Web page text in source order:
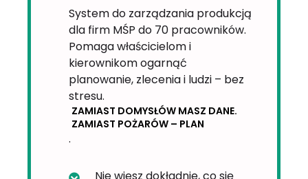
System do zarządzania produkcją
dla firm MŚP do 70 pracowników.
Pomaga właścicielom i
kierownikom ogarnąć
planowanie, zlecenia i ludzi – bez
stresu.
ZAMIAST DOMYSŁÓW MASZ DANE.
ZAMIAST POŻARÓW – PLAN
.